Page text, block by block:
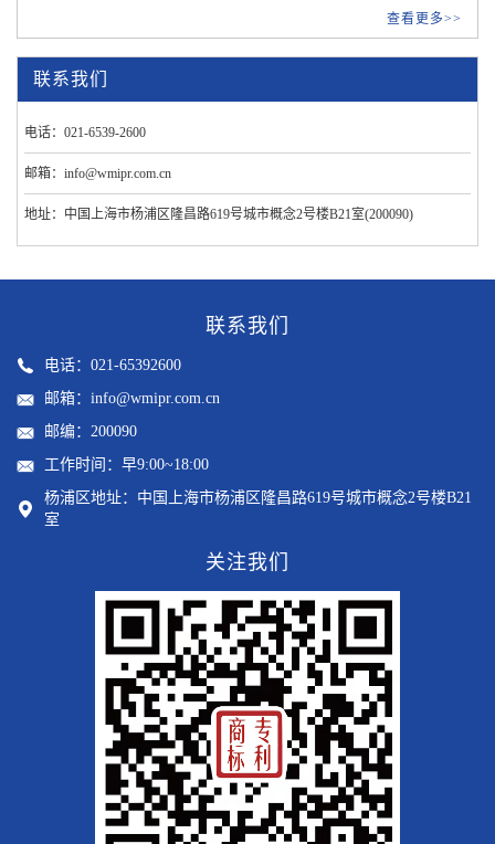
查看更多>>
联系我们
电话：021-6539-2600
邮箱：info@wmipr.com.cn
地址：中国上海市杨浦区隆昌路619号城市概念2号楼B21室(200090)
联系我们
电话：021-65392600
邮箱：info@wmipr.com.cn
邮编：200090
工作时间：早9:00~18:00
杨浦区地址：中国上海市杨浦区隆昌路619号城市概念2号楼B21
室
关注我们